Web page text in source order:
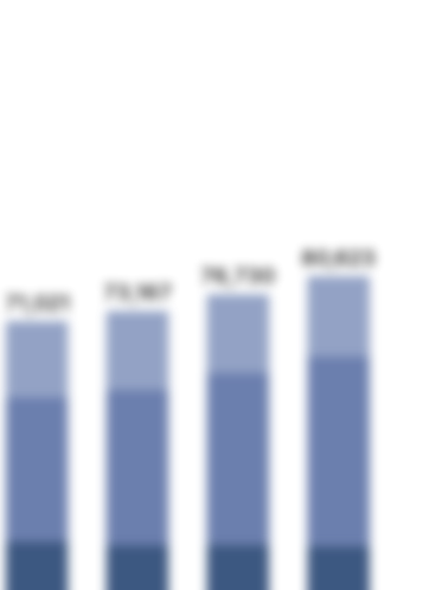
71,021 73,167
76,730
80,623